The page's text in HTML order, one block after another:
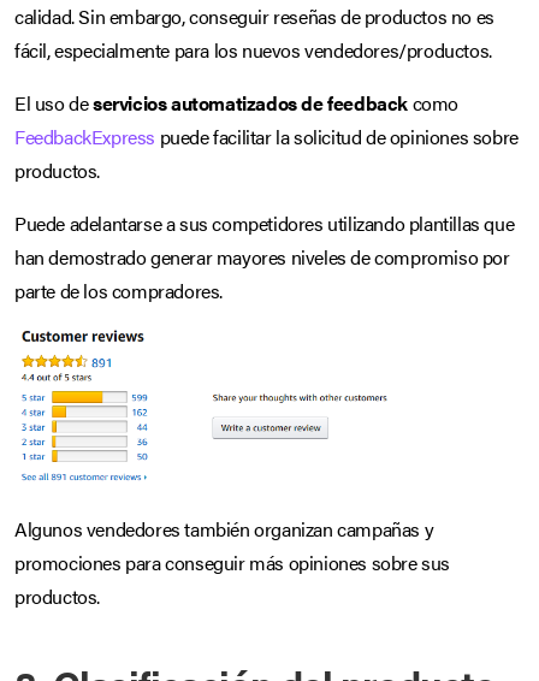
calidad. Sin embargo, conseguir reseñas de productos no es
fácil, especialmente para los nuevos vendedores/productos.
El uso deservicios automatizados de feedbackcomo
FeedbackExpress puede facilitar la solicitud de opiniones sobre
productos.
Puede adelantarse a sus competidores utilizando plantillas que
han demostrado generar mayores niveles de compromiso por
parte de los compradores.
Algunos vendedores también organizan campañas y
promociones para conseguir más opiniones sobre sus
productos.